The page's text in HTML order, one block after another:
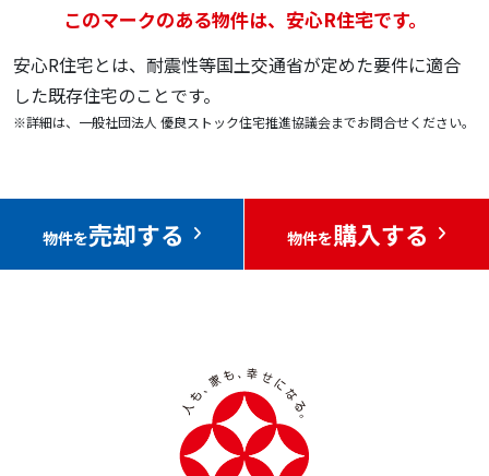
このマークのある物件は、安心R住宅です。
安心R住宅とは、耐震性等国土交通省が定めた要件に適合
した既存住宅のことです。
※詳細は、一般社団法人 優良ストック住宅推進協議会までお問合せください。
物件を売却する 物件を購入する